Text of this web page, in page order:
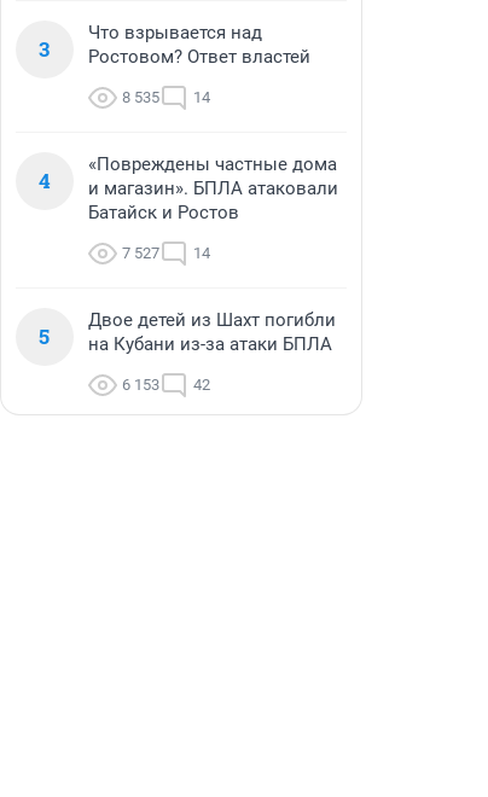
3
Что взрывается над
Ростовом? Ответ властей
8 535 14
4
«Повреждены частные дома
и магазин». БПЛА атаковали
Батайск и Ростов
7 527 14
5
Двое детей из Шахт погибли
на Кубани из-за атаки БПЛА
6 153 42